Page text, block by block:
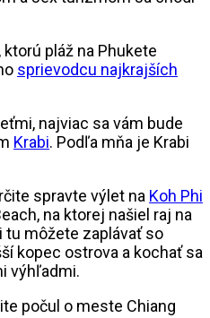
pláž na Phukete
sprievodcu najkrajších
najviac sa vám bude
Krabi. Podľa mňa je Krabi
spravte výlet na Koh Phi
na ktorej našiel raj na
tu môžete zaplávať so
kopec ostrova a kochať sa
výhľadmi.
počul o meste Chiang